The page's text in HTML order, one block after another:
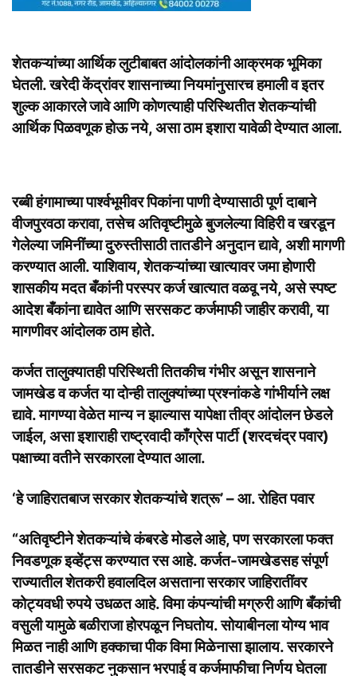
शेतकऱ्यांच्या आर्थिक लुटीबाबत आंदोलकांनी आक्रमक भूमिका
घेतली. खरेदी केंद्रांवर शासनाच्या नियमांनुसारच हमाली व इतर
शुल्क आकारले जावे आणि कोणत्याही परिस्थितीत शेतकऱ्यांची
आर्थिक पिळवणूक होऊ नये, असा ठाम इशारा यावेळी देण्यात आला.
रब्बी हंगामाच्या पार्श्वभूमीवर पिकांना पाणी देण्यासाठी पूर्ण दाबाने
वीजपुरवठा करावा, तसेच अतिवृष्टीमुळे बुजलेल्या विहिरी व खरडून
गेलेल्या जमिनींच्या दुरुस्तीसाठी तातडीने अनुदान द्यावे, अशी मागणी
करण्यात आली. याशिवाय, शेतकऱ्यांच्या खात्यावर जमा होणारी
शासकीय मदत बँकांनी परस्पर कर्ज खात्यात वळवू नये, असे स्पष्ट
आदेश बँकांना द्यावेत आणि सरसकट कर्जमाफी जाहीर करावी, या
मागणीवर आंदोलक ठाम होते.
कर्जत तालुक्यातही परिस्थिती तितकीच गंभीर असून शासनाने
जामखेड व कर्जत या दोन्ही तालुक्यांच्या प्रश्नांकडे गांभीर्याने लक्ष
द्यावे. मागण्या वेळेत मान्य न झाल्यास यापेक्षा तीव्र आंदोलन छेडले
जाईल, असा इशाराही राष्ट्रवादी काँग्रेस पार्टी (शरदचंद्र पवार)
पक्षाच्या वतीने सरकारला देण्यात आला.
‘हे जाहिरातबाज सरकार शेतकऱ्यांचे शत्रू’ – आ. रोहित पवार
“अतिवृष्टीने शेतकऱ्यांचे कंबरडे मोडले आहे, पण सरकारला फक्त
निवडणूक इव्हेंट्स करण्यात रस आहे. कर्जत-जामखेडसह संपूर्ण
राज्यातील शेतकरी हवालदिल असताना सरकार जाहिरातींवर
कोट्यवधी रुपये उधळत आहे. विमा कंपन्यांची मग्रुरी आणि बँकांची
वसुली यामुळे बळीराजा होरपळून निघतोय. सोयाबीनला योग्य भाव
मिळत नाही आणि हक्काचा पीक विमा मिळेनासा झालाय. सरकारने
तातडीने सरसकट नुकसान भरपाई व कर्जमाफीचा निर्णय घेतला